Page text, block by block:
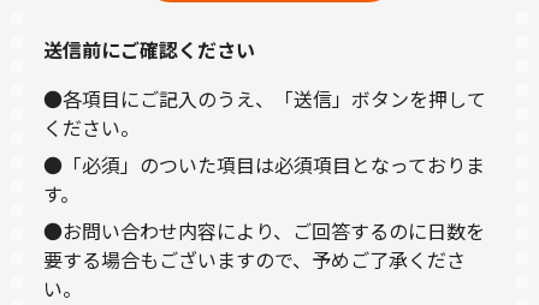
送信前にご確認ください
●各項目にご記入のうえ、「送信」ボタンを押して
ください。
●「必須」のついた項目は必須項目となっておりま
す。
●お問い合わせ内容により、ご回答するのに日数を
要する場合もございますので、予めご了承くださ
い。